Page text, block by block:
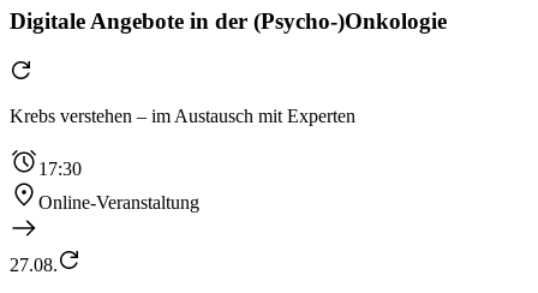
Digitale Angebote in der (Psycho-)Onkologie
Krebs verstehen – im Austausch mit Experten
17:30
Online-Veranstaltung
27.08.